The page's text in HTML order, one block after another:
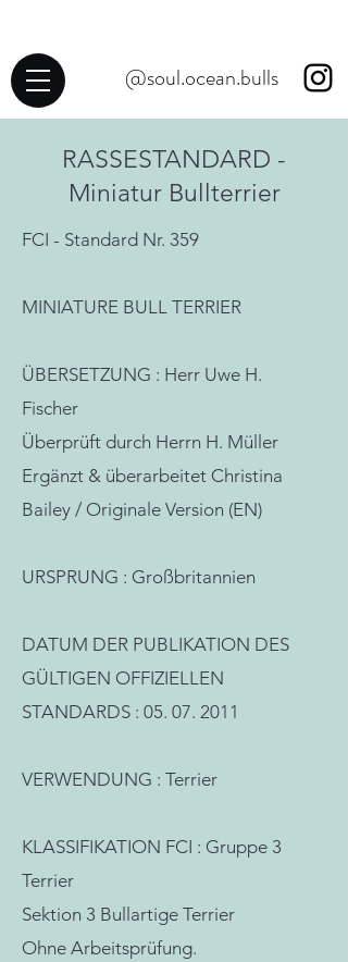
@soul.ocean.bulls
RASSESTANDARD -
Miniatur Bullterrier
FCI - Standard Nr. 359
MINIATURE BULL TERRIER
ÜBERSETZUNG : Herr Uwe H.
Fischer
Überprüft durch Herrn H. Müller
Ergänzt & überarbeitet Christina
Bailey / Originale Version (EN)
URSPRUNG : Großbritannien
DATUM DER PUBLIKATION DES
GÜLTIGEN OFFIZIELLEN
STANDARDS : 05. 07. 2011
VERWENDUNG : Terrier
KLASSIFIKATION FCI : Gruppe 3
Terrier
Sektion 3 Bullartige Terrier
Ohne Arbeitsprüfung.